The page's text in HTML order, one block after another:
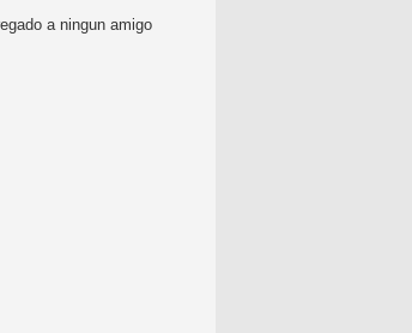
a ningun amigo